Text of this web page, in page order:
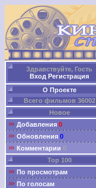
Здравствуйте, Гость
Вход Регистрация
О Проекте
Всего фильмов 36002
Новое
Добавления 0
Обновления 0
Комментарии 0
Top 100
По просмотрам
По голосам